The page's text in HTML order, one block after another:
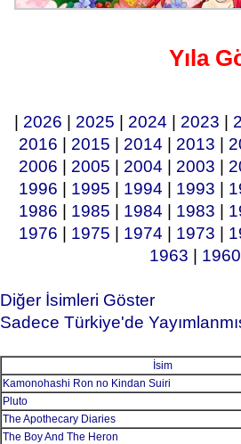
Yıla
2026 2025 2024 2023
2016
2015 2014 2013
2006
2005 2004 2003
1996
1995 1994 1993
1986
1985 1984 1983
1976
1975 1974 1973
1963
1960
Diğer İsimleri Göster
Sadece Türkiye'de
İsim
Kamonohashi Ron no Kindan Suiri
Pluto
The Apothecary Diaries
The Boy And The Heron